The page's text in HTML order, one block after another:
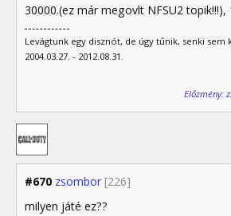
30000.(ez már megovlt NFSU2 topik!!!),
Levágtunk egy disznót, de úgy tűnik, senki sem
2004.03.27. - 2012.08.31.
Előzmény:
#670 zsombor [226]
milyen játé ez??